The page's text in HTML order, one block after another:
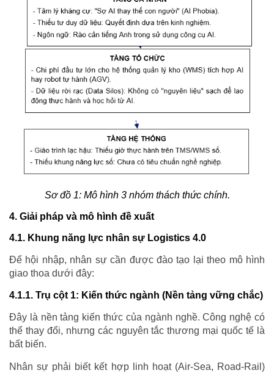
Sơ đồ 1: Mô hình 3 nhóm thách thức chính.
4. Giải pháp và mô hình đề xuất
4.1. Khung năng lực nhân sự Logistics 4.0
Để hội nhập, nhân sự cần được đào tạo lại theo mô hình
giao thoa dưới đây:
4.1.1. Trụ cột 1: Kiến thức ngành (Nền tảng vững chắc)
Đây là nền tảng kiến thức của ngành nghề. Công nghệ có
thể thay đổi, nhưng các nguyên tắc thương mại quốc tế là
bất biến.
Nhân sự phải biết kết hợp linh hoạt (Air-Sea, Road-Rail)